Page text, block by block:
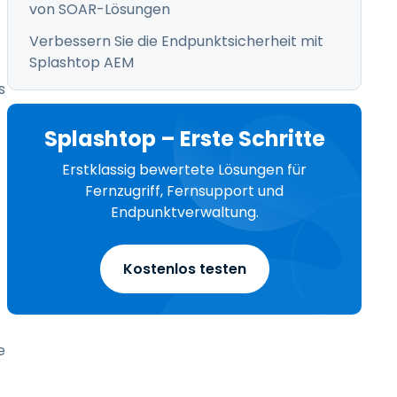
von SOAR-Lösungen
Verbessern Sie die Endpunktsicherheit mit
Splashtop AEM
Splashtop – Erste Schritte
Erstklassig bewertete Lösungen für
Fernzugriff, Fernsupport und
Endpunktverwaltung.
Kostenlos testen